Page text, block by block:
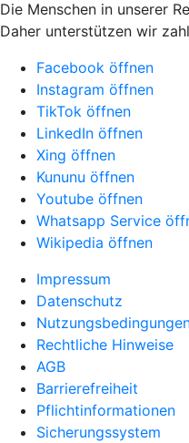
Die Menschen in unserer
Daher unterstützen wir
Facebook öffnen
Instagram öffnen
TikTok öffnen
LinkedIn öffnen
Xing öffnen
Kununu öffnen
Youtube öffnen
Whatsapp Service
Wikipedia öffnen
Impressum
Datenschutz
Rechtliche Hinweise
AGB
Barrierefreiheit
Pflichtinformationen
Sicherungssystem